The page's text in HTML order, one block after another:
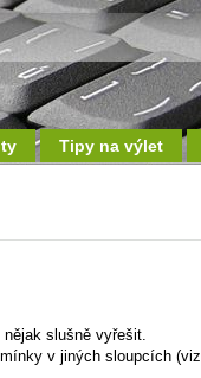
Tipy na výlet
slušně vyřešit.
v jiných sloupcích (viz